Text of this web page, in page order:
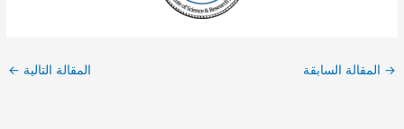
→ المقالة السابقة المقالة التالية ←